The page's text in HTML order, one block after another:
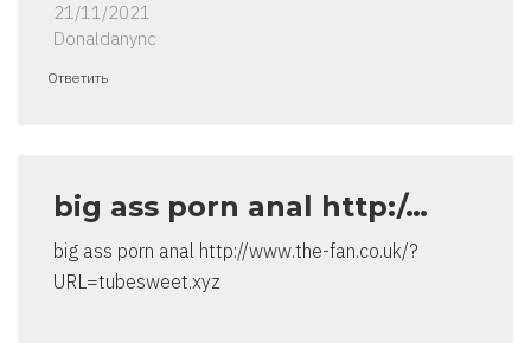
21/11/2021
Donaldanync
Ответить
big ass porn anal http:/…
big ass porn anal http://www.the-fan.co.uk/?
URL=tubesweet.xyz